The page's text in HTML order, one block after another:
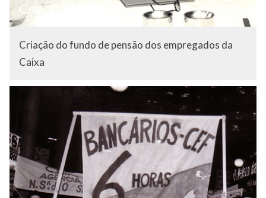
Criação da Funcef
Criação do fundo de pensão dos empregados da
Caixa